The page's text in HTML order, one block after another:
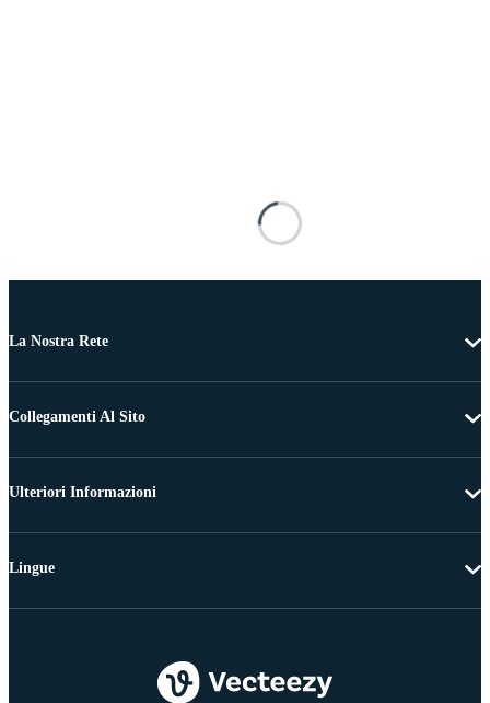
La Nostra Rete
Collegamenti Al Sito
Ulteriori Informazioni
Lingue